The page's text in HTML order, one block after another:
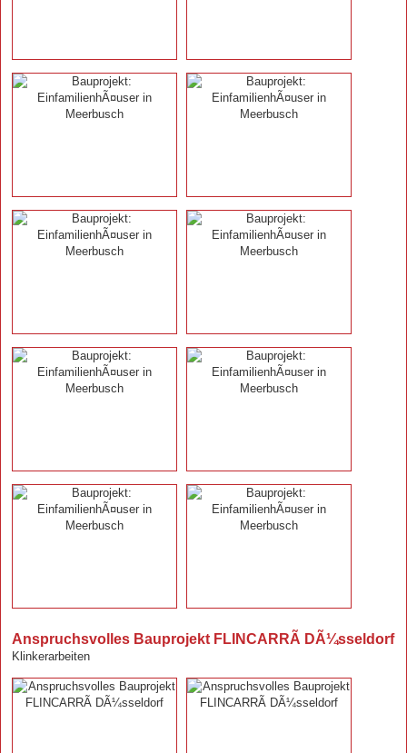
Anspruchsvolles Bauprojekt FLINCARRÃ DÃ¼sseldorf
Klinkerarbeiten